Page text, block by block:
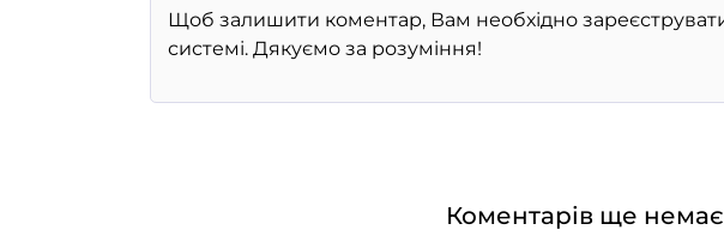
Коментарів ще немає